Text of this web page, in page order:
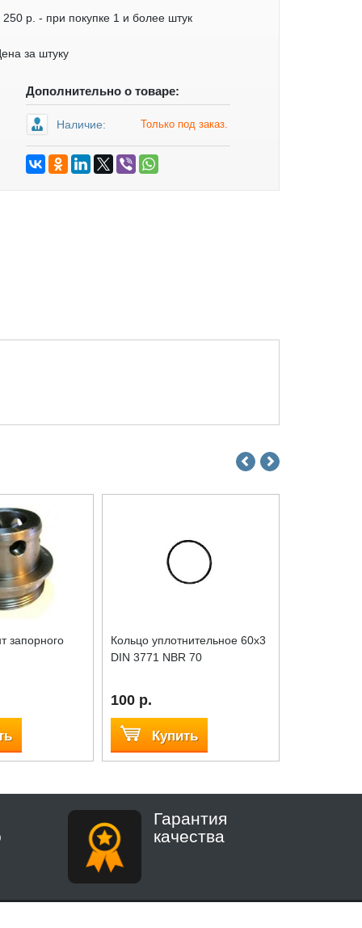
250 р. - при покупке 1 и более штук
за штуку
Дополнительно о товаре:
Наличие: Только под заказ.
запорного
Кольцо уплотнительное 60x3
DIN 3771 NBR 70
100 р.
Купить
Гарантия
качества